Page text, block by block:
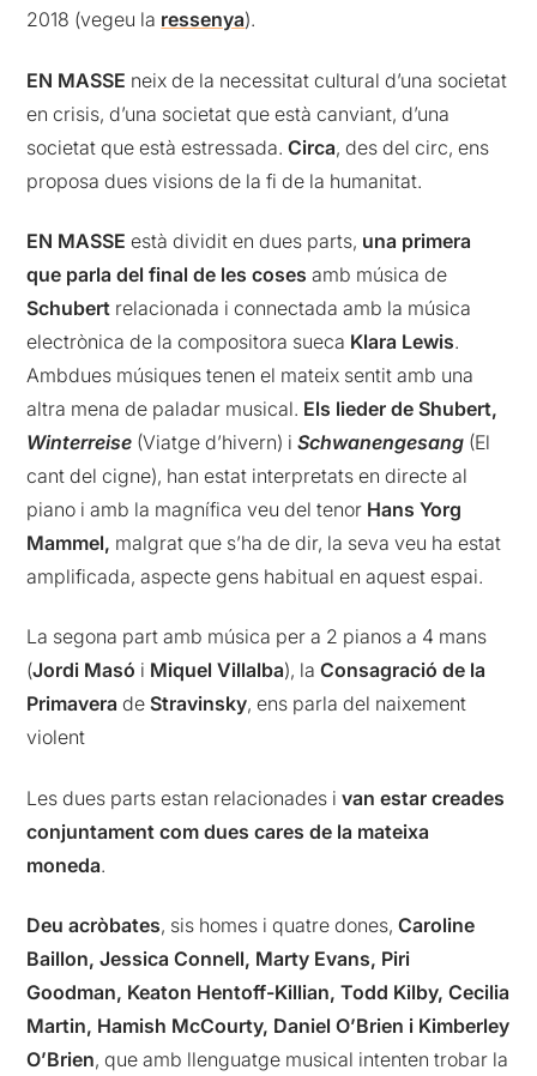
2018 (vegeu la ressenya).
EN MASSE neix de la necessitat cultural d’una societat
en crisis, d’una societat que està canviant, d’una
societat que està estressada.Circa, des del circ, ens
proposa dues visions de la fi de la humanitat.
EN MASSE està dividit en dues parts, una primera
que parla del final de les coses amb música de
Schubert relacionada i connectada amb la música
electrònica de la compositora sueca Klara Lewis.
Ambdues músiques tenen el mateix sentit amb una
altra mena de paladar musical. Els lieder de Shubert,
Winterreise (Viatge d’hivern) i Schwanengesang (El
cant del cigne), han estat interpretats en directe al
piano i amb la magnífica veu del tenor Hans Yorg
Mammel, malgrat que s’ha de dir, la seva veu ha estat
amplificada, aspecte gens habitual en aquest espai.
La segona part amb música per a 2 pianos a 4 mans
(Jordi Masó i Miquel Villalba), laConsagració de la
Primavera de Stravinsky, ens parla del naixement
violent
Les dues parts estan relacionades ivan estar creades
conjuntament com dues cares de la mateixa
moneda.
Deu acròbates, sis homes i quatre dones,Caroline
Baillon, Jessica Connell, Marty Evans, Piri
Goodman, Keaton Hentoff-Killian, Todd Kilby, Cecilia
Martin, Hamish McCourty, Daniel O’Brien i Kimberley
O’Brien, que amb llenguatge musical intenten trobar la